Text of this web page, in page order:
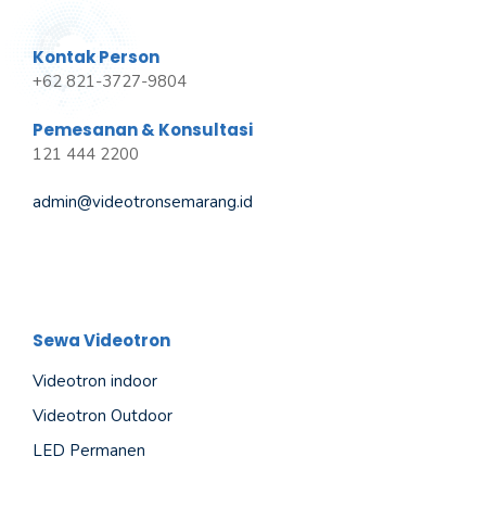
Kontak Person
+62 821-3727-9804
Pemesanan & Konsultasi
121 444 2200
admin@videotronsemarang.id
Sewa Videotron
Videotron indoor
Videotron Outdoor
LED Permanen